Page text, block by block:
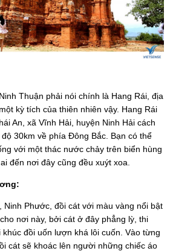
Thuận phải nói chính là Hang Rái, địa
kỳ tích của thiên nhiên vậy. Hang Rái
An, xã Vĩnh Hải, huyện Ninh Hải cách
30km về phía Đông Bắc. Bạn có thể
với một thác nước chảy trên biển hùng
đến nơi đây cũng đều xuýt xoa.
Ninh Phước, đồi cát với màu vàng nổi bật
nơi này, bởi cát ở đây phẳng lỳ, thi
đồi uốn lượn khá lôi cuốn. Vào từng
cát sẽ khoác lên người những chiếc áo